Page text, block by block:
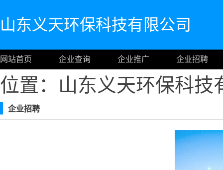
山东义天环保科技有限公司
网站首页 企业查询 企业推广 企业招聘
位置：山东义天环保科
企业招聘